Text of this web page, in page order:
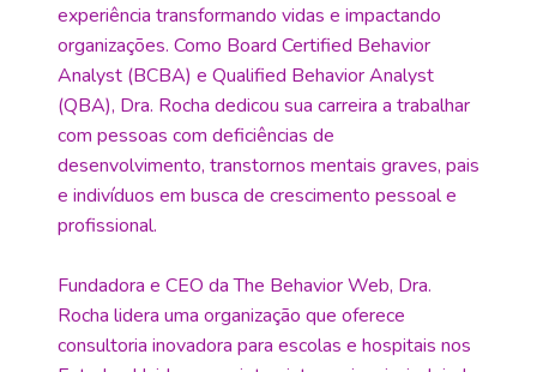
experiência transformando vidas e impactando
organizações. Como Board Certified Behavior
Analyst (BCBA) e Qualified Behavior Analyst
(QBA), Dra. Rocha dedicou sua carreira a trabalhar
com pessoas com deficiências de
desenvolvimento, transtornos mentais graves, pais
e indivíduos em busca de crescimento pessoal e
profissional.
Fundadora e CEO da The Behavior Web, Dra.
Rocha lidera uma organização que oferece
consultoria inovadora para escolas e hospitais nos